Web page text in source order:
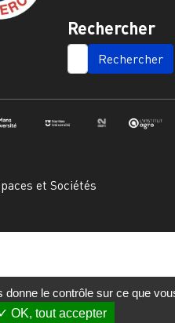
Rechercher
SEARCH
et Sociétés
le contrôle sur ce que
OK, tout accepter